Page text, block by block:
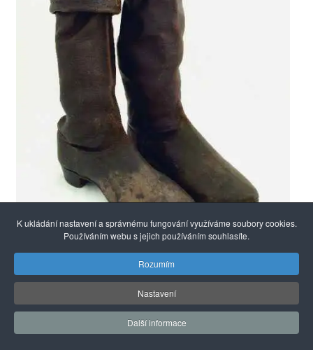
K ukládání nastavení a správnému fungování využíváme soubory cookies.
Používáním webu s jejich používáním souhlasíte.
Rozumím
Nastavení
Další informace